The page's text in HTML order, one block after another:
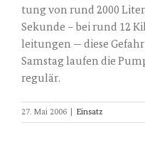
tung von rund 2000
Sekun­de – bei rund 12
lei­tun­gen — die­se
Sams­tag lau­fen die
regulär.
27. Mai 2006 Einsatz